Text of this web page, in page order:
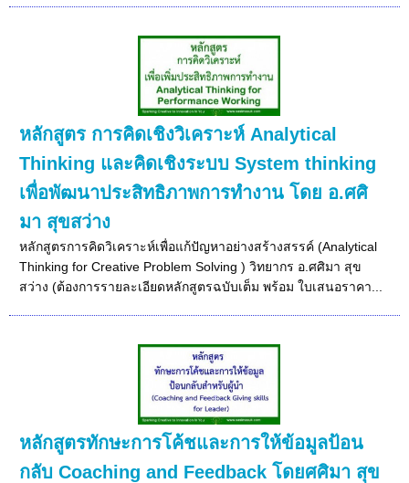
หลักสูตร การคิดเชิงวิเคราะห์ Analytical
Thinking และคิดเชิงระบบ System thinking
เพื่อพัฒนาประสิทธิภาพการทำงาน โดย อ.ศศิ
มา สุขสว่าง
หลักสูตรการคิดวิเคราะห์เพื่อแก้ปัญหาอย่างสร้างสรรค์ (Analytical
Thinking for Creative Problem Solving ) วิทยากร อ.ศศิมา สุข
สว่าง (ต้องการรายละเอียดหลักสูตรฉบับเต็ม พร้อม ใบเสนอราคา...
หลักสูตรทักษะการโค้ชและการให้ข้อมูลป้อน
กลับ Coaching and Feedback โดยศศิมา สุข